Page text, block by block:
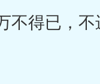
不得已，不